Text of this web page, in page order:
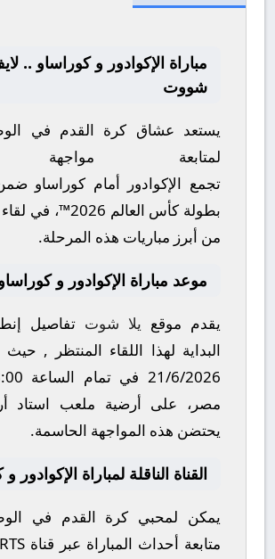
مباراة الإكوادور و كوراساو ..
شووت
يستعد عشاق كرة القدم في
لمتابعة مواجهة
تجمع الإكوادور أمام كوراساو
بطولة كأس العالم 2026™
، في
من أبرز مباريات هذه المرحلة.
موعد مباراة الإكوادور و
يقدم موقع يلا شوت تفاصيل
البداية لهذا اللقاء المنتظر ,
21/6/2026في تمام الساعة
مصر، على أرضية ملعب استاد
يحتضن هذه المواجهة الحاسمة.
القناة الناقلة لمباراة الإكوادور
يمكن لمحبي كرة القدم في
متابعة أحداث المباراة عبر قناة